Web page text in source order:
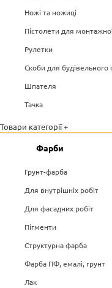
Ножі та ножиці
Пістолети для
Рулетки
Скоби для будівельного
Шпателя
Тачка
Товари категорії +
Фарби
Грунт-фарба
Для внутрішніх робіт
Для фасадних робіт
Пігменти
Структурна фарба
Фарба ПФ, емалі, грунт
Лак